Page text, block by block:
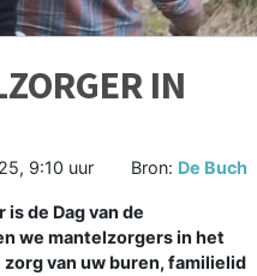
IN
9:10 uur Bron: De Buch
is de Dag van de
we mantelzorgers in het
van uw buren, familielid